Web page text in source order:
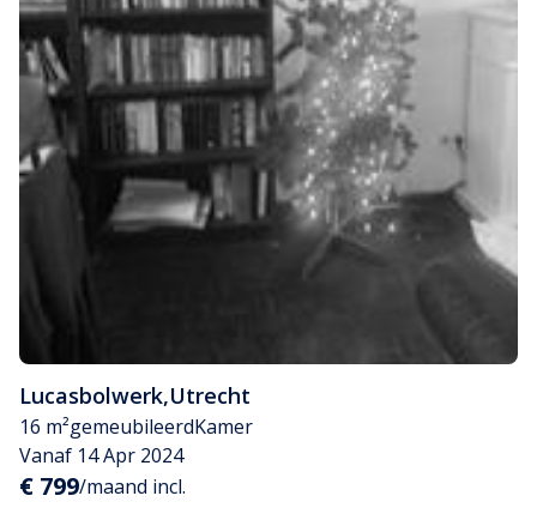
Lucasbolwerk,Utrecht
16 m²gemeubileerdKamer
Vanaf 14 Apr 2024
€ 799/maand incl.